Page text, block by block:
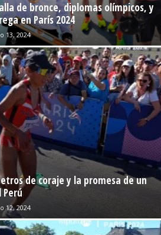
de bronce, diplomas olímpicos, y
en París 2024
13, 2024
de coraje y la promesa de un
12, 2024